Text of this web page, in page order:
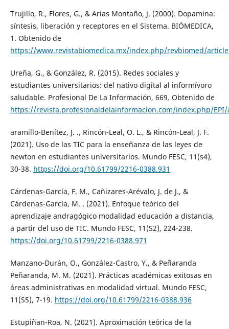
Trujillo, R., Flores, G., & Arias Montaño, J. (2000). Dopamina:
síntesis, liberación y receptores en el Sistema. BIÓMEDICA,
1. Obtenido de
https://www.revistabiomedica.mx/index.php/revbiomed/
Ureña, G., & González, R. (2015). Redes sociales y
estudiantes universitarios: del nativo digital al informívoro
saludable. Profesional De La Información, 669. Obtenido de
https://revista.profesionaldelainformacion.com/index.php/
aramillo-Benítez, J. ., Rincón-Leal, O. L., & Rincón-Leal, J. F.
(2021). Uso de las TIC para la enseñanza de las leyes de
newton en estudiantes universitarios. Mundo FESC, 11(s4),
30-38. https://doi.org/10.61799/2216-0388.931
Cárdenas-García, F. M., Cañizares-Arévalo, J. de J., &
Cárdenas-García, M. . (2021). Enfoque teórico del
aprendizaje andragógico modalidad educación a distancia,
a partir del uso de TIC. Mundo FESC, 11(S2), 224-238.
https://doi.org/10.61799/2216-0388.971
Manzano-Durán, O., González-Castro, Y., & Peñaranda
Peñaranda, M. M. (2021). Prácticas académicas exitosas en
áreas administrativas en modalidad virtual. Mundo FESC,
11(S5), 7-19. https://doi.org/10.61799/2216-0388.936
Estupiñan-Roa, N. (2021). Aproximación teórica de la